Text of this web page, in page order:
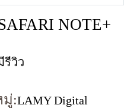
NOTE+
รีวิว
:LAMY Digital